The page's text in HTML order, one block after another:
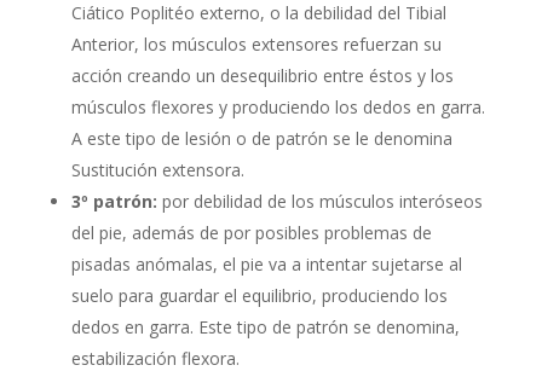
Ciático Poplitéo externo, o la debilidad del Tibial
Anterior, los músculos extensores refuerzan su
acción creando un desequilibrio entre éstos y los
músculos flexores y produciendo los dedos en garra.
A este tipo de lesión o de patrón se le denomina
Sustitución extensora.
3º patrón: por debilidad de los músculos interóseos
del pie, además de por posibles problemas de
pisadas anómalas, el pie va a intentar sujetarse al
suelo para guardar el equilibrio, produciendo los
dedos en garra. Este tipo de patrón se denomina,
estabilización flexora.